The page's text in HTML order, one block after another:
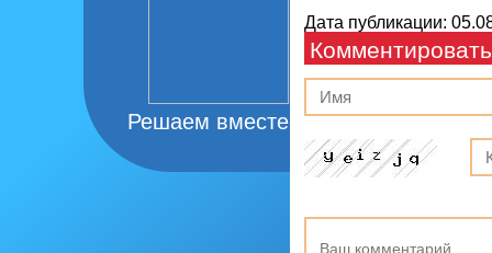
Решаем вместе
Дата публикации:
Комментировать